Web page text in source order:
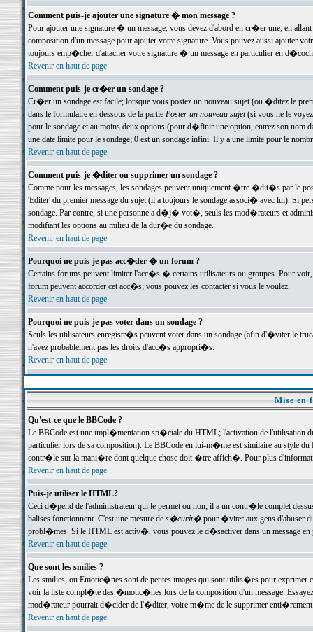
Comment puis-je ajouter une signature � mon message ?
Pour ajouter une signature � un message, vous devez d'abord en cr�er une, en
composition d'un message pour ajouter votre signature. Vous pouvez aussi ajouter
toujours emp�cher d'attacher votre signature � un message en particulier en
Revenir en haut de page
Comment puis-je cr�er un sondage ?
Cr�er un sondage est facile; lorsque vous postez un nouveau sujet (ou �ditez le
dans le formulaire en dessous de la partie Poster un nouveau sujet(si vous ne le voyez
pour le sondage et au moins deux options (pour d�finir une option, entrez son nom
une date limite pour le sondage; 0 est un sondage infini. Il y a une limite pour le
Revenir en haut de page
Comment puis-je �diter ou supprimer un sondage ?
Comme pour les messages, les sondages peuvent uniquement �tre �dit�s par le
'Editer' du premier message du sujet (il a toujours le sondage associ� avec lui). Si
sondage. Par contre, si une personne a d�j� vot�, seuls les mod�rateurs et
modifiant les options au milieu de la dur�e du sondage.
Revenir en haut de page
Pourquoi ne puis-je pas acc�der � un forum ?
Certains forums peuvent limiter l'acc�s � certains utilisateurs ou groupes. Pour
forum peuvent accorder cet acc�s; vous pouvez les contacter si vous le voulez.
Revenir en haut de page
Pourquoi ne puis-je pas voter dans un sondage ?
Seuls les utilisateurs enregistr�s peuvent voter dans un sondage (afin d'�viter le
n'avez probablement pas les droits d'acc�s appropri�s.
Revenir en haut de page
Mise en
Qu'est-ce que le BBCode ?
Le BBCode est une impl�mentation sp�ciale du HTML; l'activation de l'utilisation
particulier lors de sa composition). Le BBCode en lui-m�me est similaire au style
contr�le sur la mani�re dont quelque chose doit �tre affich�. Pour plus
Revenir en haut de page
Puis-je utiliser le HTML?
Ceci d�pend de l'administrateur qui le permet ou non; il a un contr�le complet
balises fonctionnent. C'est une mesure de s�curit�pour �viter aux gens d'abuser
probl�mes. Si le HTML est activ�, vous pouvez le d�sactiver dans un message en
Revenir en haut de page
Que sont les smilies ?
Les smilies, ou Emotic�nes sont de petites images qui sont utilis�es pour exprimer
voir la liste compl�te des �motic�nes lors de la composition d'un message.
mod�rateur pourrait d�cider de l'�diter, voire m�me de le supprimer
Revenir en haut de page